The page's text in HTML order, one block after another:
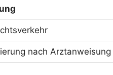
nach Arztanweisung